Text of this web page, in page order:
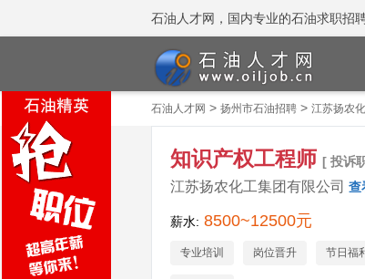
石油人才网，国内专业的石油求职招
石油人才网 > 扬州市石油招聘> 江苏扬农
知识产权工程师 [ 投诉
江苏扬农化工集团有限公司 查
薪水: 8500~12500元
专业培训 岗位晋升 节日福